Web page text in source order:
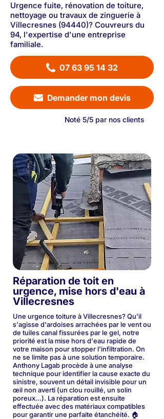
Urgence fuite, rénovation de toiture,
nettoyage ou travaux de zinguerie à
Villecresnes (94440)? Couvreurs du
94, l'expertise d'une entreprise
familiale.
07 63 95 14 32
Demander mon devis
Noté 5/5 par nos clients
Réparation de toit en
urgence, mise hors d'eau à
Villecresnes
Une urgence toiture à Villecresnes? Qu'il
s'agisse d'ardoises arrachées par le vent ou
de tuiles canal fissurées par le gel, notre
priorité est la mise hors d'eau rapide de
votre maison pour stopper l'infiltration. On
ne se limite pas à une solution temporaire.
Anthony Lagab procède à une analyse
technique pour identifier la cause exacte du
sinistre, souvent un détail invisible pour un
œil non averti (un clou rouillé, un solin
poreux...). La réparation est ensuite
effectuée avec des matériaux compatibles
pour garantir une parfaite étanchéité. 🏠